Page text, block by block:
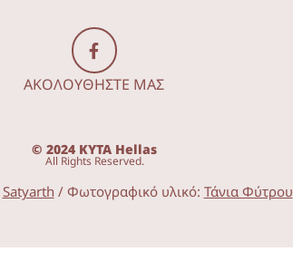
ΑΚΟΛΟΥΘΗΣΤΕ ΜΑΣ
© 2024 KYTA Hellas
All Rights Reserved.
Satyarth / Φωτογραφικό υλικό: Τάνια Φύτρου